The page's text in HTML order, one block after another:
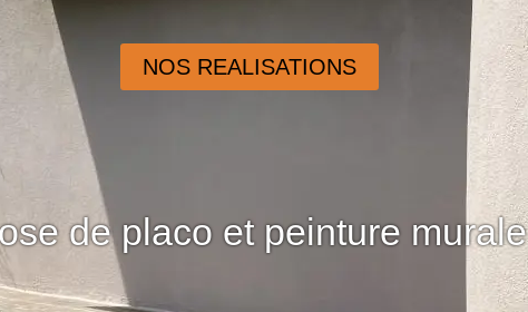
NOS REALISATIONS
de placo et peinture murale